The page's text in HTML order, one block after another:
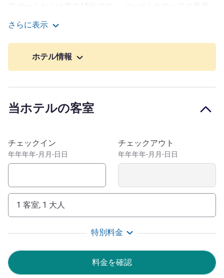
は徒歩圏内にあり、エキシビジョンセンターには路面電車
でわずか11分で行くことができます。無料のWi-Fiと7室の
ミーティングルームを備えており、出張のお客さまに最適
です。レストラン「ライフスタイルグルメバー」では「国
す。バーゼルの中心部に位置する、モダンな4つ星のホテ
ら、スイス文化首都のマーケットスクエアおよび中心部ま
で11分です。さまざまな観光やショッピング、ライン川
バーゼルは、ヨーロッパの中心部に位置する国際的な文化
都市であり、見本市都市でもあります。歴史的な旧市街、
有名な美術館、ライン川、そして近代建築を探索しましょ
お客様各位、ノボテルのスタッフ一同、皆様をお迎えす
るのを楽しみにしております。駐車場のスペースには限り
さらに表示
ホテル情報
当ホテルの客室
このホテルを予約
チェックイン
年年年年-月月-日日
チェックアウト
年年年年-月月-日日
1 客室, 1 大人
特別料金
料金を確認